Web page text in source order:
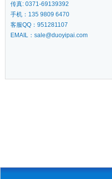
传真: 0371-69139392
手机：135 9809 6470
客服QQ：951281107
EMAIL：sale@duoyipai.com